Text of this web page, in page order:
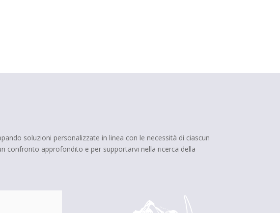
soluzioni personalizzate in linea con le necessità di ciascun
confronto approfondito e per supportarvi nella ricerca della